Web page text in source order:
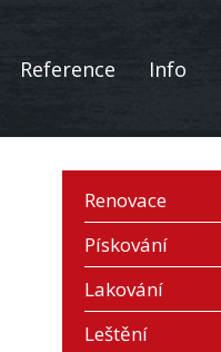
Reference Info
Renovace
Pískování
Lakování
Leštění